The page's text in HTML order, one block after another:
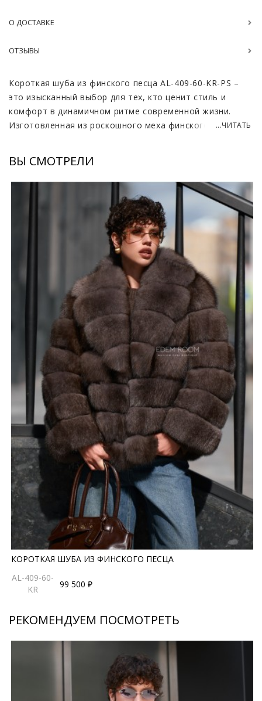
О ДОСТАВКЕ
ОТЗЫВЫ
Короткая шуба из финского песца AL-409-60-KR-PS –
это изысканный выбор для тех, кто ценит стиль и
комфорт в динамичном ритме современной жизни.
Изготовленная из роскошного меха финского песца,
пушистый мех окутывает теплом, а короткий фасон
обеспечивает свободу движений и практичность.
Длина изделия 60-65 см, является оптимальной для
активных женщин, ценящих удобство и
функциональность. Укороченная модель идеально
сочетается с различными стилями одежды, от
повседневного до элегантного вечернего образа.
Коричневый цвет подчеркивает естественную красоту
меха и легко сочетается с другими элементами
гардероба. Шуба замечательно сочетается с
классическим костюмом, а также с обычными
джинсами, с ней можно носить элегантные туфли на
каблуке, и даже обычные кроссовки.
*описание несет информационный характер, состав и
правила ухода могут быть изменены производителем
...ЧИТАТЬ
ВЫ СМОТРЕЛИ
КОРОТКАЯ ШУБА ИЗ ФИНСКОГО ПЕСЦА
AL-409-60-
KR
99 500 ₽
РЕКОМЕНДУЕМ ПОСМОТРЕТЬ